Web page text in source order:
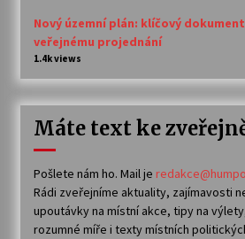
Nový územní plán: klíčový
veřejnému projednání
1.4k views
Máte text ke
Pošlete nám ho. Mail je
Rádi zveřejníme aktuality, zajímavosti
upoutávky na místní akce, tipy na
rozumné míře i texty místních